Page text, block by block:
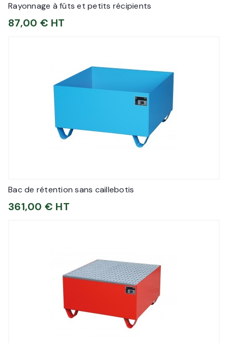
Rayonnage à fûts et petits récipients
87,00 € HT
Bac de rétention sans caillebotis
361,00 € HT